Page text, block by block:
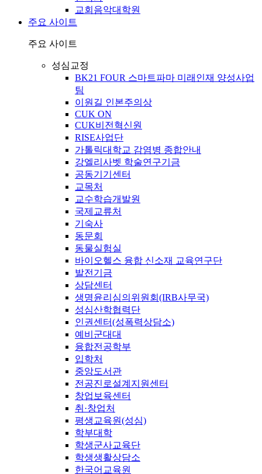
교회음악대학원
주요 사이트
주요 사이트
성심교정
BK21 FOUR 스마트파마 미래인재 양성사업
팀
이원길 인본주의상
CUK ON
CUK비전혁신원
RISE사업단
가톨릭대학교 감염병 종합안내
강엘리사벳 학술연구기금
공동기기센터
교목처
교수학습개발원
국제교류처
기숙사
동문회
동물실험실
바이오헬스 융합 신소재 교육연구단
발전기금
상담센터
생명윤리심의위원회(IRB사무국)
성심산학협력단
인권센터(성폭력상담소)
예비군대대
융합전공학부
입학처
중앙도서관
전공진로설계지원센터
창업보육센터
취·창업처
평생교육원(성심)
학부대학
학생군사교육단
학생생활상담소
한국어교육원